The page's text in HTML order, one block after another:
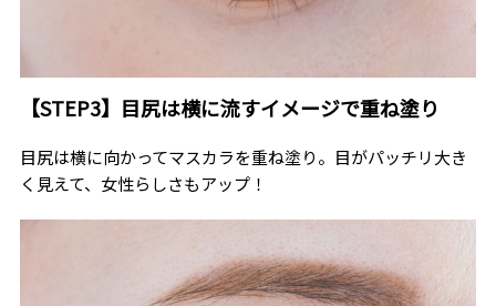
【STEP3】目尻は横に流すイメージで重ね塗り
目尻は横に向かってマスカラを重ね塗り。目がパッチリ大き
く見えて、女性らしさもアップ！